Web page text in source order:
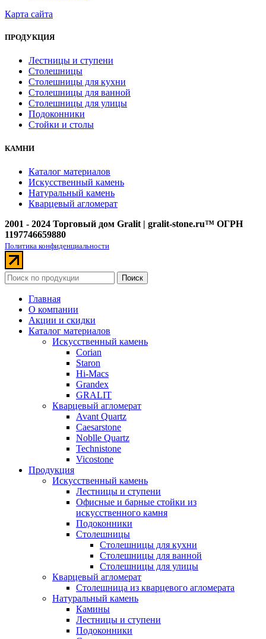
Карта сайта
ПРОДУКЦИЯ
Лестницы и ступени
Столешницы
Столешницы для кухни
Столешницы для ванной
Столешницы для улицы
Подоконники
Стойки и столы
КАМНИ
Каталог материалов
Искусственный камень
Натуральный камень
Кварцевый агломерат
2001 - 2024 Торговый дом Gralit | gralit-stone.ru™ ОГРН
1197746659880
Политика конфиденциальности
Поиск
Главная
О компании
Акции и скидки
Каталог материалов
Искусственный камень
Corian
Staron
Hi-Macs
Grandex
GRALIT
Кварцевый агломерат
Avant Quartz
Caesarstone
Noblle Quartz
Technistone
Vicostone
Продукция
Искусственный камень
Лестницы и ступени
Офисные и барные стойки из
искусственного камня
Подоконники
Столешницы
Столешницы для кухни
Столешницы для ванной
Столешницы для улицы
Кварцевый агломерат
Столешница из кварцевого агломерата
Натуральный камень
Камины
Лестницы и ступени
Подоконники